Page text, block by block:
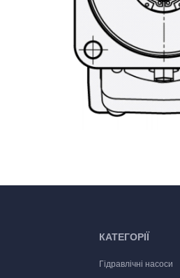
КАТЕГОРІЇ
Гідравлічні насоси